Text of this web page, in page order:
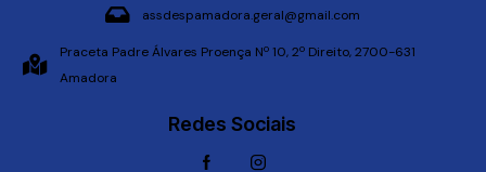
assdespamadora.geral@gmail.com
Praceta Padre Álvares Proença Nº 10, 2º Direito, 2700-631
Amadora
Redes Sociais